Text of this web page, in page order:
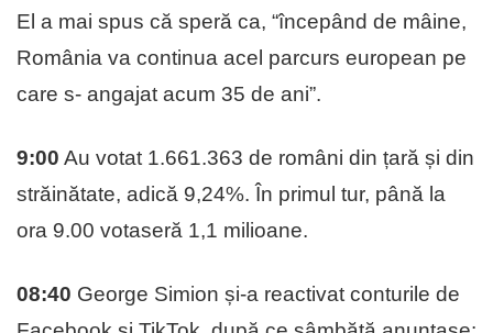
El a mai spus că speră ca, “începând de mâine,
România va continua acel parcurs european pe
care s- angajat acum 35 de ani”.
9:00 Au votat 1.661.363 de români din țară și din
străinătate, adică 9,24%. În primul tur, până la
ora 9.00 votaseră 1,1 milioane.
08:40 George Simion și-a reactivat conturile de